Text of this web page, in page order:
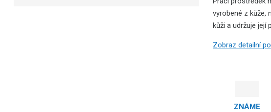
vyrobené z kůže,
kůži a udržuje její
Zobraz detailní
ZNÁME